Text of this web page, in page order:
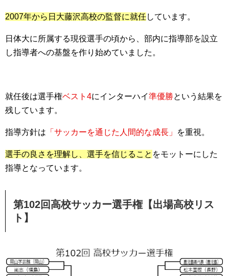
2007年から日大藤沢高校の監督に就任しています。
日体大に所属する現役選手の頃から、部内に指導部を設立
し指導者への基盤を作り始めていました。
就任後は選手権ベスト4にインターハイ準優勝という結果を
残しています。
指導方針は 「サッカーを通じた人間的な成長」 を重視。
選手の良さを理解し、選手を信じること をモットーにした
指導となっています。
第102回高校サッカー選手権【出場高校リス
ト】